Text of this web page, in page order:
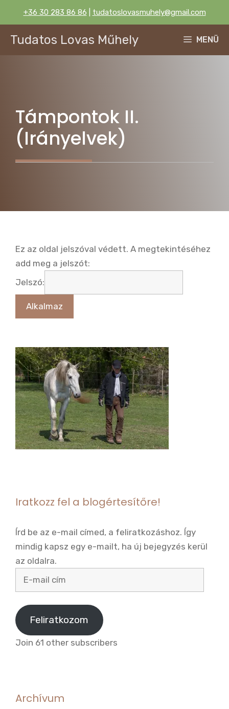
tartalomba
+36 30 283 86 86 tudatoslovasmuhely@gmail.com
Tudatos Lovas Műhely MENÜ
Támpontok II.
(Irányelvek)
Ez az oldal jelszóval védett. A megtekintéséhez
add meg a jelszót:
Jelszó:
Iratkozz fel a blogértesítőre!
Írd be az e-mail címed, a feliratkozáshoz. Így
mindig kapsz egy e-mailt, ha új bejegyzés kerül
az oldalra.
cím
Feliratkozom
Join 61 other subscribers
Archívum